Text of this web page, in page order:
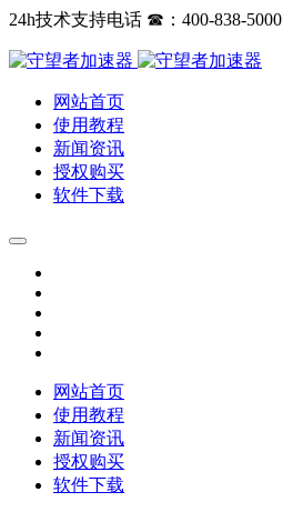
24h技术支持电话 ☎：400-838-5000
网站首页
使用教程
新闻资讯
授权购买
软件下载
网站首页
使用教程
新闻资讯
授权购买
软件下载